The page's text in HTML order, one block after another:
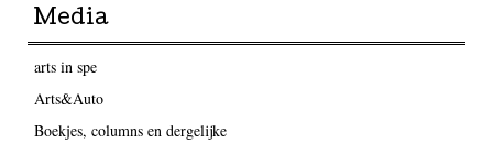
Media
arts in spe
Arts&Auto
Boekjes, columns en dergelijke